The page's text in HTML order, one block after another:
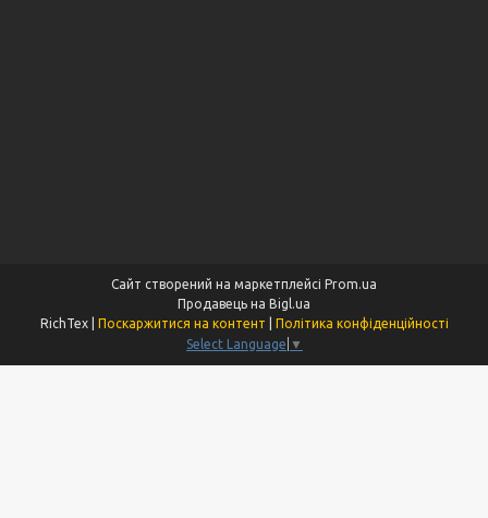
Сайт створений на маркетплейсі Prom.ua
Продавець на Bigl.ua
Поскаржитися на контент
Політика конфіденційності
Select Language ▼